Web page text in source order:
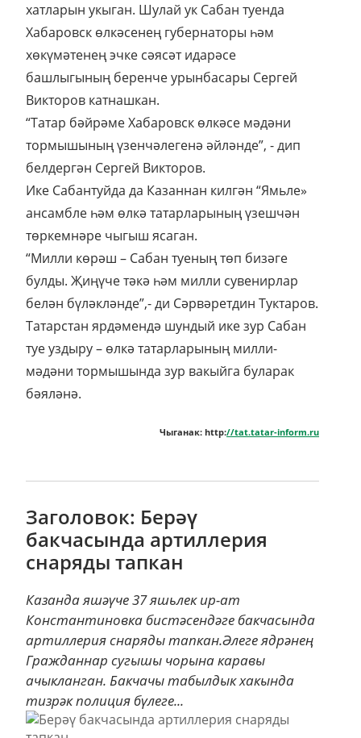
хатларын укыган. Шулай ук Сабан туенда
Хабаровск өлкәсенең губернаторы һәм
хөкүмәтенең эчке сәясәт идарәсе
башлыгының беренче урынбасары Сергей
Викторов катнашкан.
“Татар бәйрәме Хабаровск өлкәсе мәдәни
тормышының үзенчәлегенә әйләнде”, - дип
белдергән Сергей Викторов.
Ике Сабантуйда да Казаннан килгән “Ямьле»
ансамбле һәм өлкә татарларының үзешчән
төркемнәре чыгыш ясаган.
“Милли көрәш – Сабан туеның төп бизәге
булды. Җиңүче тәкә һәм милли сувенирлар
белән бүләкләнде”,- ди Сәрвәретдин Туктаров.
Татарстан ярдәмендә шундый ике зур Сабан
туе уздыру – өлкә татарларының милли-
мәдәни тормышында зур вакыйга буларак
бәяләнә.
Чыганак: http://tat.tatar-inform.ru
Заголовок: Берәү
бакчасында артиллерия
снаряды тапкан
Казанда яшәүче 37 яшьлек ир-ат
Константиновка бистәсендәге бакчасында
артиллерия снаряды тапкан.Әлеге ядрәнең
Гражданнар сугышы чорына каравы
ачыкланган. Бакчачы табылдык хакында
тизрәк полиция бүлеге...